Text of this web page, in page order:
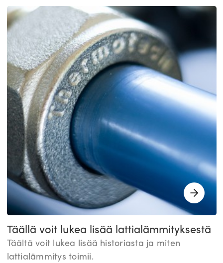
Täällä voit lukea lisää lattialämmityksestä
Täältä voit lukea lisää historiasta ja miten
lattialämmitys toimii.